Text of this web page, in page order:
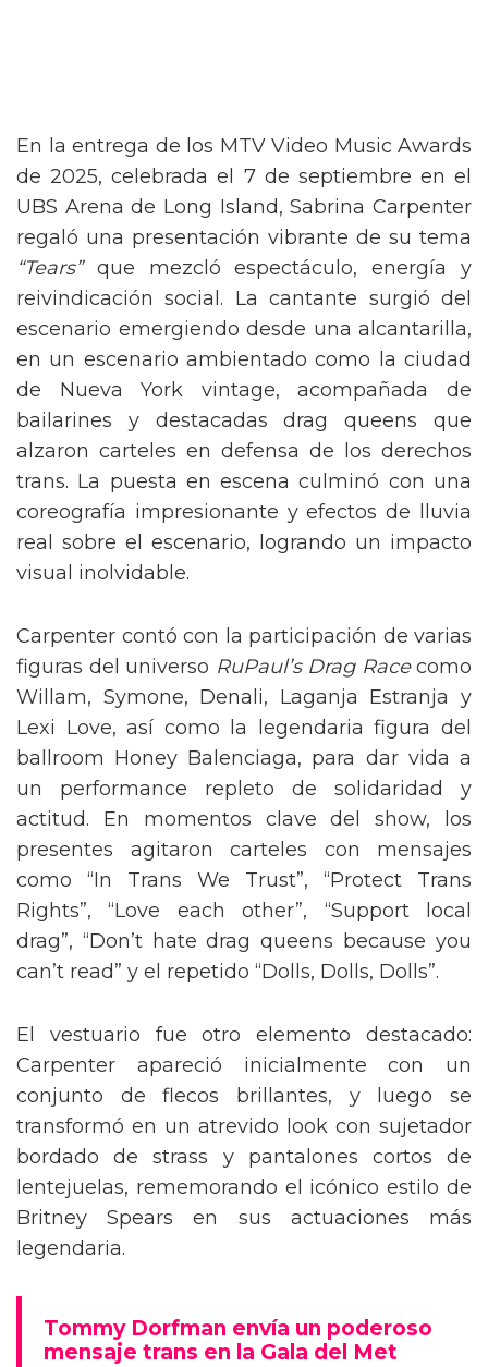
En la entrega de los MTV Video Music Awards
de 2025, celebrada el 7 de septiembre en el
UBS Arena de Long Island, Sabrina Carpenter
regaló una presentación vibrante de su tema
“Tears”que mezcló espectáculo, energía y
reivindicación social. La cantante surgió del
escenario emergiendo desde una alcantarilla,
en un escenario ambientado como la ciudad
de Nueva York vintage, acompañada de
bailarines y destacadas drag queens que
alzaron carteles en defensa de los derechos
trans. La puesta en escena culminó con una
coreografía impresionante y efectos de lluvia
real sobre el escenario, logrando un impacto
visual inolvidable.
Carpenter contó con la participación de varias
figuras del universo RuPaul’s Drag Racecomo
Willam, Symone, Denali, Laganja Estranja y
Lexi Love, así como la legendaria figura del
ballroom Honey Balenciaga, para dar vida a
un performance repleto de solidaridad y
actitud. En momentos clave del show, los
presentes agitaron carteles con mensajes
como “In Trans We Trust”, “Protect Trans
Rights”, “Love each other”, “Support local
drag”, “Don’t hate drag queens because you
can’t read” y el repetido “Dolls, Dolls, Dolls”.
El vestuario fue otro elemento destacado:
Carpenter apareció inicialmente con un
conjunto de flecos brillantes, y luego se
transformó en un atrevido look con sujetador
bordado de strass y pantalones cortos de
lentejuelas, rememorando el icónico estilo de
Britney Spears en sus actuaciones más
legendaria.
Tommy Dorfman envía un poderoso
mensaje trans en la Gala del Met